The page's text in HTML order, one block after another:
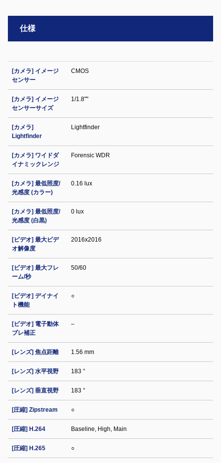
仕様
[カメラ] イメージ
センサー
CMOS
[カメラ] イメージ
センサーサイズ
1/1.8""
[カメラ]
Lightfinder
Lightfinder
[カメラ] ワイドダ
イナミックレンジ
Forensic WDR
[カメラ] 最低照度/
光感度 (カラー)
0.16 lux
[カメラ] 最低照度/
光感度 (白黒)
0 lux
[ビデオ] 最大ビデ
オ解像度
2016x2016
[ビデオ] 最大フレ
ーム/秒
50/60
[ビデオ] デイナイ
ト機能
○
[ビデオ] 電子動体
ブレ補正
–
[レンズ] 焦点距離 1.56 mm
[レンズ] 水平視野 183 °
[レンズ] 垂直視野 183 °
[圧縮] Zipstream ○
[圧縮] H.264 Baseline, High, Main
[圧縮] H.265 ○